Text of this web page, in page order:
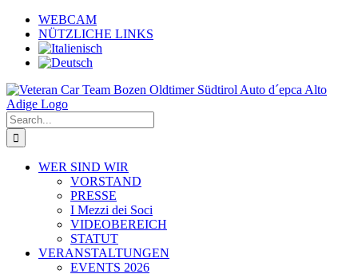
Skip
content
WEBCAM
NÜTZLICHE LINKS
Search
for:
WER SIND WIR
VORSTAND
PRESSE
I Mezzi dei Soci
VIDEOBEREICH
STATUT
VERANSTALTUNGEN
EVENTS 2026